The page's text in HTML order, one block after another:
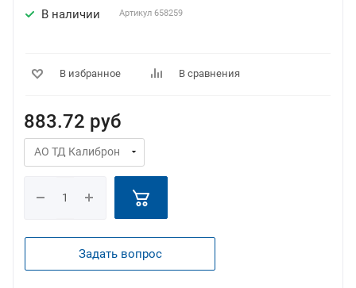
В наличии Артикул 658259
В избранное В сравнения
883.72 руб
Задать вопрос